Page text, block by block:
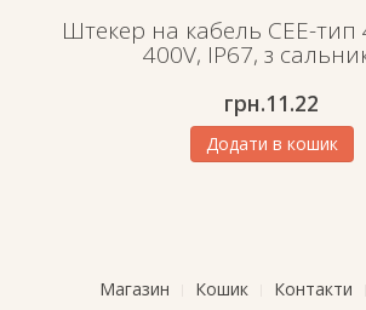
Штекер на кабель СЕЕ-тип
400V, IP67, з
грн.11.22
Додати в кошик
Магазин Кошик Контакти